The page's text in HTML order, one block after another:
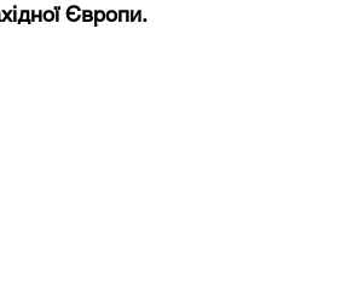
Європи.